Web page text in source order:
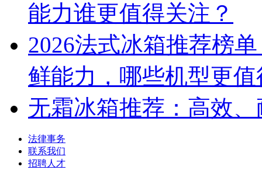
能力谁更值得关注？
2026法式冰箱推荐榜
鲜能力，哪些机型更
无霜冰箱推荐：高效
法律事务
联系我们
招聘人才